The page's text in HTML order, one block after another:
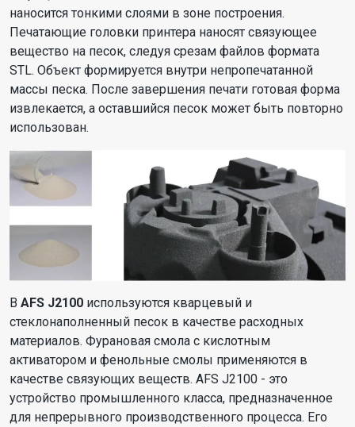
наносится тонкими слоями в зоне построения.
Печатающие головки принтера наносят связующее
вещество на песок, следуя срезам файлов формата
STL. Объект формируется внутри непропечатанной
массы песка. После завершения печати готовая форма
извлекается, а оставшийся песок может быть повторно
использован.
В AFS J2100 используются кварцевый и
стеклонаполненный песок в качестве расходных
материалов. Фурановая смола с кислотным
активатором и фенольные смолы применяются в
качестве связующих веществ. AFS J2100 - это
устройство промышленного класса, предназначенное
для непрерывного производственного процесса. Его